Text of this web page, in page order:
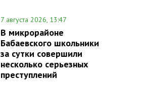
7 августа 2026, 13:47
В микрорайоне
Бабаевского школьники
за сутки совершили
несколько серьезных
преступлений